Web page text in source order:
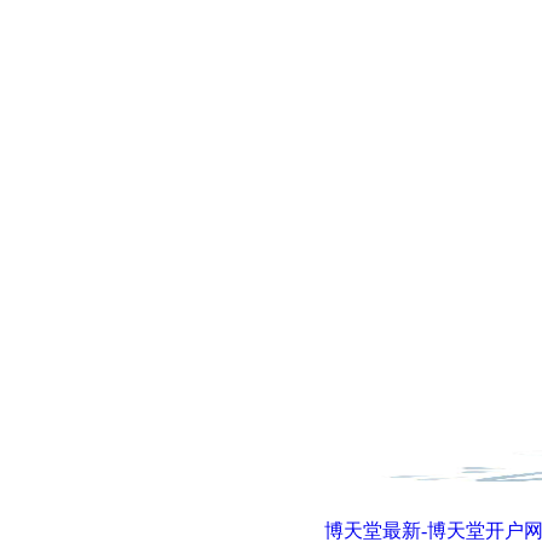
博天堂最新-博天堂开户